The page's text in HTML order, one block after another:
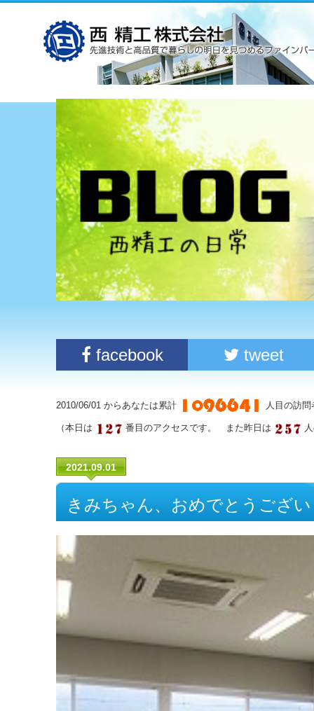
facebook tweet
2010/06/01 からあなたは累計 人目の訪
（本日は 番目のアクセスです。 また昨日は
2021.09.01
きみちゃん、おめでとうござ